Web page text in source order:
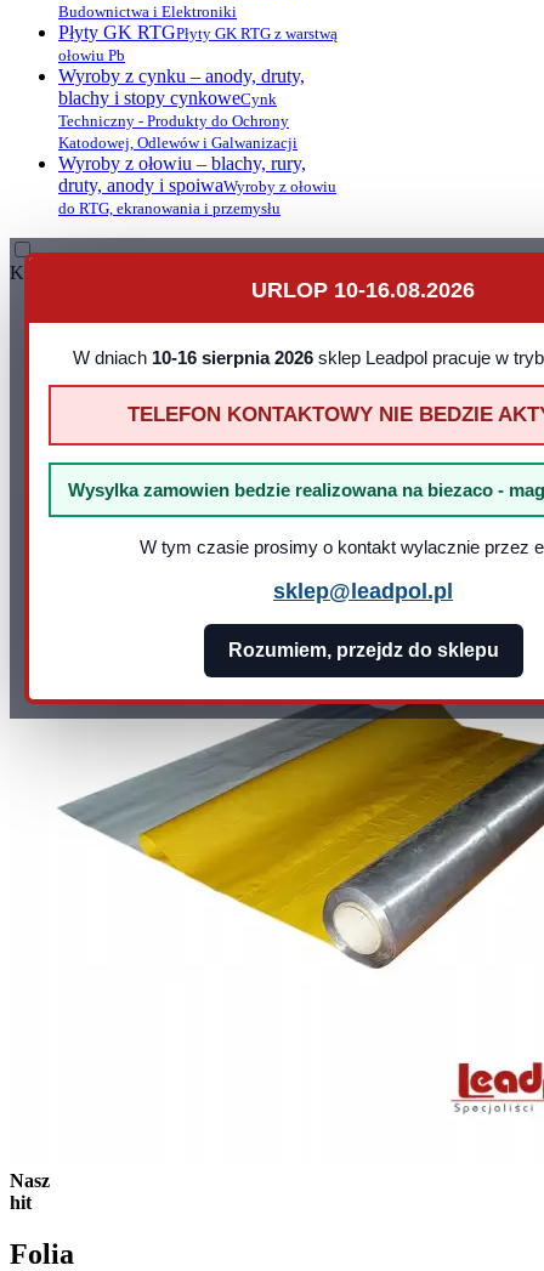
Budownictwa i Elektroniki
Płyty GK RTGPłyty GK RTG z warstwą
ołowiu Pb
Wyroby z cynku – anody, druty,
blachy i stopy cynkoweCynk
Techniczny - Produkty do Ochrony
Katodowej, Odlewów i Galwanizacji
Wyroby z ołowiu – blachy, rury,
druty, anody i spoiwaWyroby z ołowiu
do RTG, ekranowania i przemysłu
URLOP 10-16.08.2026
W dniach 10-16 sierpnia 2026sklep Leadpol pracuje w
TELEFON KONTAKTOWY NIE BEDZIE
Wysylka zamowien bedzie realizowana na biezaco -
W tym czasie prosimy o kontakt wylacznie przez
sklep@leadpol.pl
Rozumiem, przejdz do sklepu
Kontakt
22-100 Chełm
+48 533 556 898
Godziny działania sklepuGodziny
pracy: pn - pt 8:00 - 16:00
Nasz
hit
Folia